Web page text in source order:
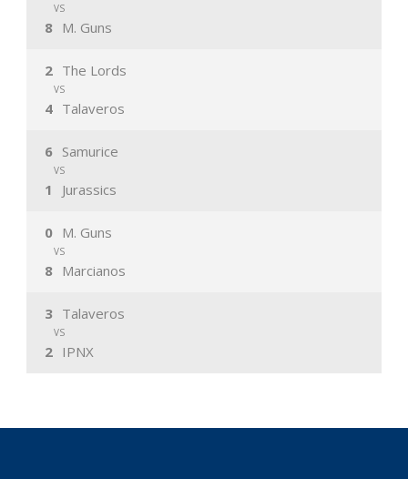
VS
8 M. Guns
The Lords
2
VS
4 Talaveros
Samurice
6
VS
1 Jurassics
M. Guns
0
VS
8 Marcianos
Talaveros
3
VS
2 IPNX